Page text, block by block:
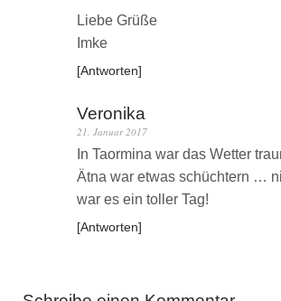
Liebe Grüße
Imke
Antworten
Veronika
21. Januar 2017
In Taormina war das Wetter
Ätna war etwas schüchtern …
war es ein toller Tag!
Antworten